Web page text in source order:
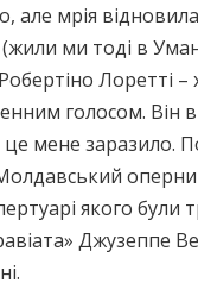
але мрія
(жили ми тоді в
Лоретті
голосом. Він
і це мене заразило.
якого були
Джузеппе